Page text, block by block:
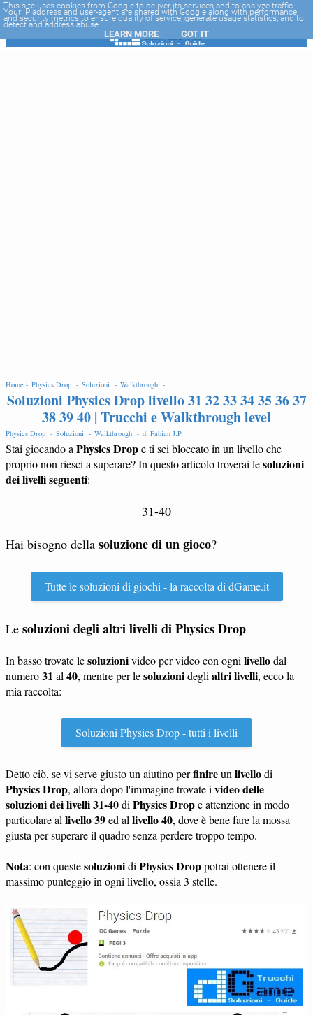
-->
Home - Physics Drop - Soluzioni - Walkthrough -
Soluzioni Physics Drop livello 31 32 33 34 35 36 37
38 39 40 | Trucchi e Walkthrough level
Physics Drop - Soluzioni - Walkthrough - di Fabian J.P.
Stai giocando a Physics Drope ti sei bloccato in un livello che
proprio non riesci a superare? In questo articolo troverai lesoluzioni
dei livelli seguenti:
31-40
Hai bisogno della soluzione di un gioco?
Tutte le soluzioni di giochi - la raccolta di dGame.it
Le soluzioni degli altri livelli di Physics Drop
In basso trovate lesoluzionivideo per video con ogni livellodal
numero31 al 40, mentre per lesoluzionidegli altri livelli, ecco la
mia raccolta:
Soluzioni Physics Drop - tutti i livelli
Detto ciò, se vi serve giusto un aiutino perfinireun livellodi
Physics Drop, allora dopo l'immagine trovate i video delle
soluzioni dei livelli 31-40di Physics Drope attenzione in modo
particolare al livello 39ed al livello 40, dove è bene fare la mossa
giusta per superare il quadro senza perdere troppo tempo.
Nota: con questesoluzionidi Physics Droppotrai ottenere il
massimo punteggio in ogni livello, ossia 3 stelle.
This site uses cookies from Google to deliver its services and to analyze traffic.
Your IP address and user-agent are shared with Google along with performance
and security metrics to ensure quality of service, generate usage statistics, and to
detect and address abuse.
LEARN MORE GOT IT